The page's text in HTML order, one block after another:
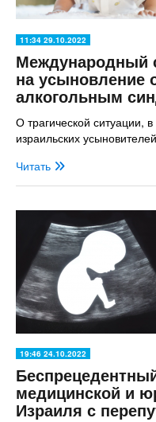
11:34 29.10.2022
Международный
на усыновление
алкогольным
О трагической ситуации,
израильских
Читать
19:46 24.10.2022
медицинской и
Израиля с